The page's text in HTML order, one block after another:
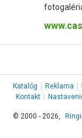
Katalóg Reklama
Kontakt
© 2000 - 2026,